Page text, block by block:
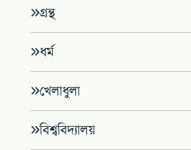
গ্রন্থ
ধর্ম
খেলাধুলা
বিশ্ববিদ্যালয়